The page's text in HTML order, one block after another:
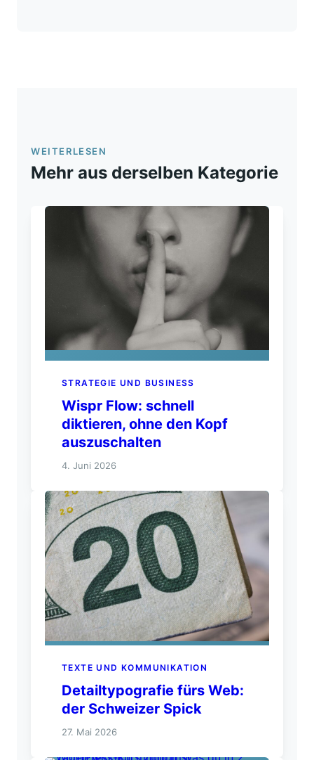
WEITERLESEN
Mehr aus derselben Kategorie
STRATEGIE UND BUSINESS
Wispr Flow: schnell
diktieren, ohne den Kopf
auszuschalten
4. Juni 2026
TEXTE UND KOMMUNIKATION
Detailtypografie fürs Web:
der Schweizer Spick
27. Mai 2026